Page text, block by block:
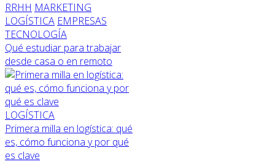
RRHH MARKETING
LOGÍSTICA EMPRESAS
TECNOLOGÍA
Qué estudiar para trabajar
desde casa o en remoto
LOGÍSTICA
Primera milla en logística: qué
es, cómo funciona y por qué
es clave